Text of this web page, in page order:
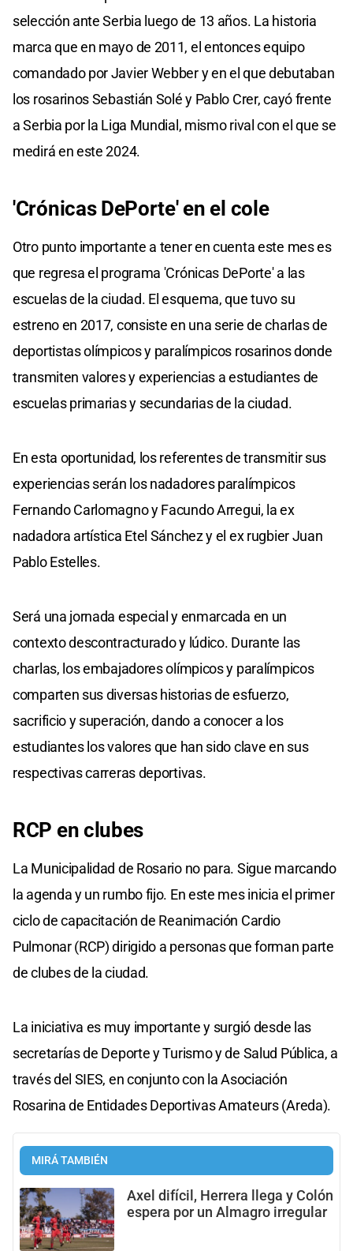
selección ante Serbia luego de 13 años. La historia
marca que en mayo de 2011, el entonces equipo
comandado por Javier Webber y en el que debutaban
los rosarinos Sebastián Solé y Pablo Crer, cayó frente
a Serbia por la Liga Mundial, mismo rival con el que se
medirá en este 2024.
'Crónicas DePorte' en el cole
Otro punto importante a tener en cuenta este mes es
que regresa el programa 'Crónicas DePorte' a las
escuelas de la ciudad. El esquema, que tuvo su
estreno en 2017, consiste en una serie de charlas de
deportistas olímpicos y paralímpicos rosarinos donde
transmiten valores y experiencias a estudiantes de
escuelas primarias y secundarias de la ciudad.
En esta oportunidad, los referentes de transmitir sus
experiencias serán los nadadores paralímpicos
Fernando Carlomagno y Facundo Arregui, la ex
nadadora artística Etel Sánchez y el ex rugbier Juan
Pablo Estelles.
Será una jornada especial y enmarcada en un
contexto descontracturado y lúdico. Durante las
charlas, los embajadores olímpicos y paralímpicos
comparten sus diversas historias de esfuerzo,
sacrificio y superación, dando a conocer a los
estudiantes los valores que han sido clave en sus
respectivas carreras deportivas.
RCP en clubes
La Municipalidad de Rosario no para. Sigue marcando
la agenda y un rumbo fijo. En este mes inicia el primer
ciclo de capacitación de Reanimación Cardio
Pulmonar (RCP) dirigido a personas que forman parte
de clubes de la ciudad.
La iniciativa es muy importante y surgió desde las
secretarías de Deporte y Turismo y de Salud Pública, a
través del SIES, en conjunto con la Asociación
Rosarina de Entidades Deportivas Amateurs (Areda).
MIRÁ TAMBIÉN
Axel difícil, Herrera llega y Colón
espera por un Almagro irregular